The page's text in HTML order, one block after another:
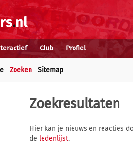
Club Profiel
Zoeken Sitemap
Zoekresultaten
Hier kan je nieuws en reacties
de ledenlijst.